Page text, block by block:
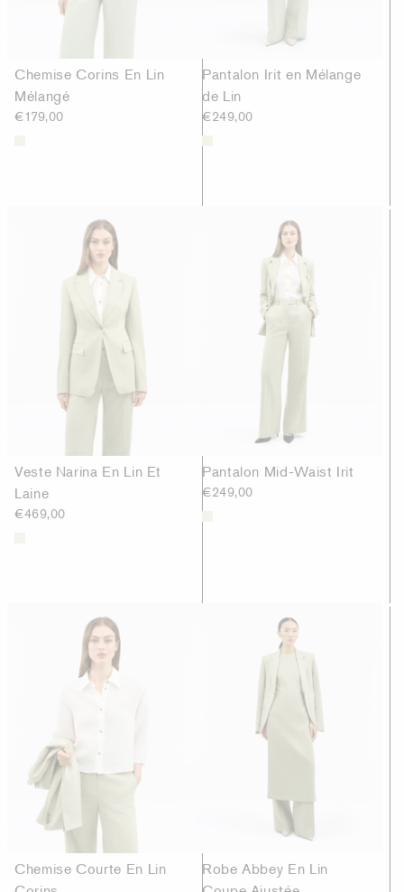
Chemise Corins En Lin
Mélangé
€179,00
Pantalon Irit en Mélange
de Lin
€249,00
Veste Narina En Lin Et
Laine
€469,00
Pantalon Mid-Waist Irit
€249,00
Chemise Courte En Lin
Robe Abbey En Lin